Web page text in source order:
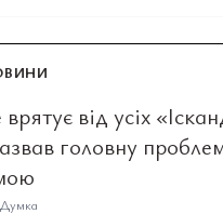
від усіх
головну